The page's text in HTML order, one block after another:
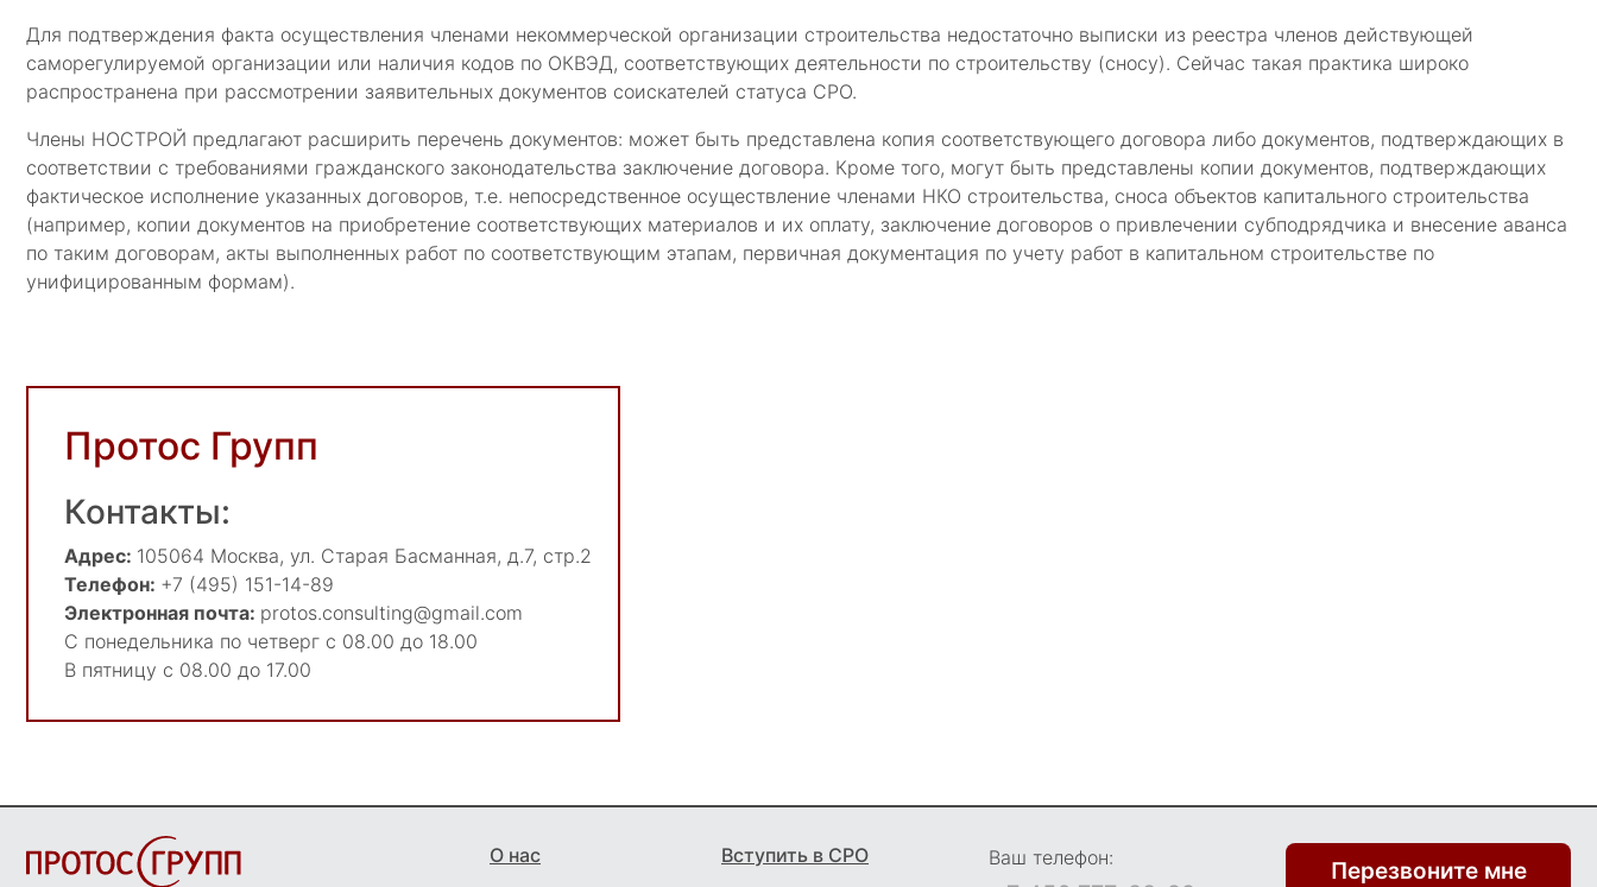
Для подтверждения факта осуществления членами некоммерческой организации строительства недостаточно выписки из реестра членов действующей
саморегулируемой организации или наличия кодов по ОКВЭД, соответствующих деятельности по строительству (сносу). Сейчас такая практика широко
распространена при рассмотрении заявительных документов соискателей статуса СРО.
Члены НОСТРОЙ предлагают расширить перечень документов: может быть представлена копия соответствующего договора либо документов, подтверждающих в
соответствии с требованиями гражданского законодательства заключение договора. Кроме того, могут быть представлены копии документов, подтверждающих
фактическое исполнение указанных договоров, т.е. непосредственное осуществление членами НКО строительства, сноса объектов капитального строительства
(например, копии документов на приобретение соответствующих материалов и их оплату, заключение договоров о привлечении субподрядчика и внесение аванса
по таким договорам, акты выполненных работ по соответствующим этапам, первичная документация по учету работ в капитальном строительстве по
унифицированным формам).
Протос Групп
Контакты:
Адрес: 105064 Москва, ул. Старая Басманная, д.7, стр.2
Телефон: +7 (495) 151-14-89
Электронная почта: protos.consulting@gmail.com
С понедельника по четверг с 08.00 до 18.00
В пятницу с 08.00 до 17.00
О нас
Вступить в СРО
Ваш телефон: Перезвоните мне